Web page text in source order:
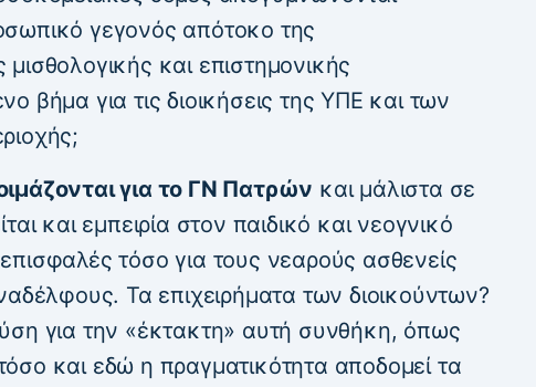
γεγονός απότοκο της
και επιστημονικής
βήμα για τις διοικήσεις της ΥΠΕ και των
για το ΓΝ Πατρών και μάλιστα σε
και εμπειρία στον παιδικό και νεογνικό
τόσο για τους νεαρούς ασθενείς
Τα επιχειρήματα των διοικούντων?
για την «έκτακτη» αυτή συνθήκη, όπως
και εδώ η πραγματικότητα αποδομεί τα